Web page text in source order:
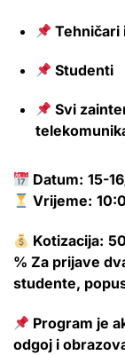
Tehničari
Studenti
Svi
Datum: 15-
Vrijeme:
Kotizacija:
% Za prijave
studente,
Program je
odgoj i